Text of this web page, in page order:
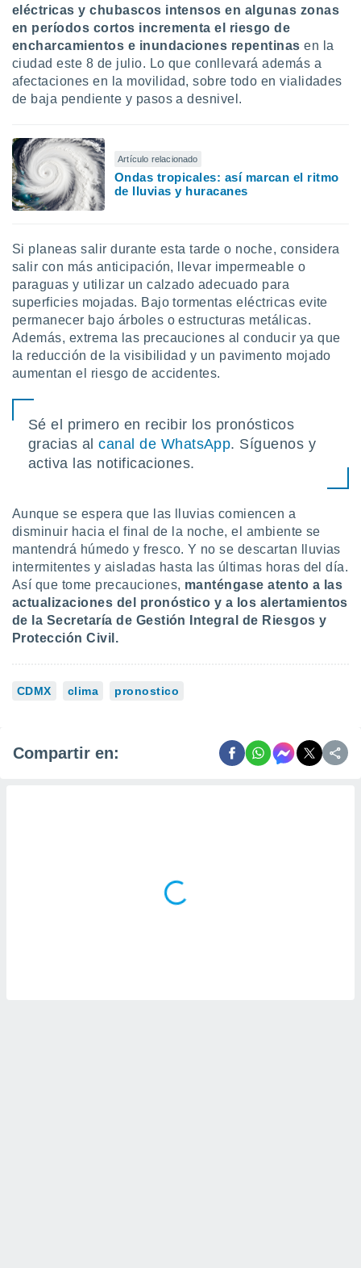
eléctricas y chubascos intensos en algunas zonas
en períodos cortos incrementa el riesgo de
encharcamientos e inundaciones repentinas en la
ciudad este 8 de julio. Lo que conllevará además a
afectaciones en la movilidad, sobre todo en vialidades
de baja pendiente y pasos a desnivel.
Artículo relacionado
Ondas tropicales: así marcan el ritmo
de lluvias y huracanes
Si planeas salir durante esta tarde o noche, considera
salir con más anticipación, llevar impermeable o
paraguas y utilizar un calzado adecuado para
superficies mojadas. Bajo tormentas eléctricas evite
permanecer bajo árboles o estructuras metálicas.
Además, extrema las precauciones al conducir ya que
la reducción de la visibilidad y un pavimento mojado
aumentan el riesgo de accidentes.
Sé el primero en recibir los pronósticos
gracias alcanal de WhatsApp. Síguenos y
activa las notificaciones.
Aunque se espera que las lluvias comiencen a
disminuir hacia el final de la noche, el ambiente se
mantendrá húmedo y fresco. Y no se descartan lluvias
intermitentes y aisladas hasta las últimas horas del día.
Así que tome precauciones, manténgase atento a las
actualizaciones del pronóstico y a los alertamientos
de la Secretaría de Gestión Integral de Riesgos y
Protección Civil.
CDMX clima pronostico
Compartir en: